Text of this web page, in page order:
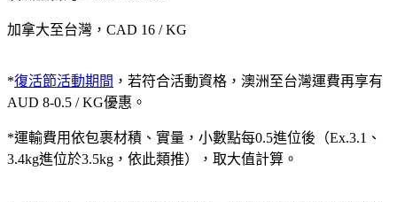
加拿大至台灣，CAD 16 / KG
*復活節活動期間 ，若符合活動資格，澳洲至台灣運費再享有
AUD 8-0.5 / KG優惠。
*運輸費用依包裹材積、實量，小數點每0.5進位後（Ex.3.1、
3.4kg進位於3.5kg，依此類推），取大值計算。